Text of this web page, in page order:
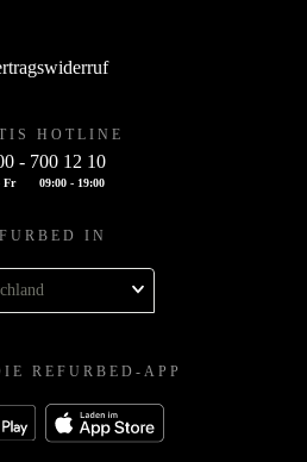
HOTLINE
- 700 12 10
Fr 09:00 - 19:00
IN
REFURBED-APP